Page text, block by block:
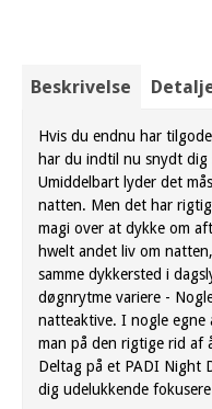
Beskrivelse
Hvis du endnu har
har du indtil nu snydt
Umiddelbart lyder det
natten. Men det har
magi over at dykke om
hwelt andet liv om
samme dykkersted i
døgnrytme variere -
natteaktive. I nogle egne
man på den rigtige rid af
Deltag på et PADI Night
dig udelukkende